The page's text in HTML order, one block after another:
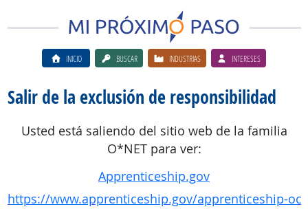
INICIO BUSCAR INDUSTRIAS INTERESES
Salir de la exclusión de responsibilidad
Usted está saliendo del sitio web de la familia
O*NET para ver:
Apprenticeship.gov
https://www.apprenticeship.gov/apprenticeship-